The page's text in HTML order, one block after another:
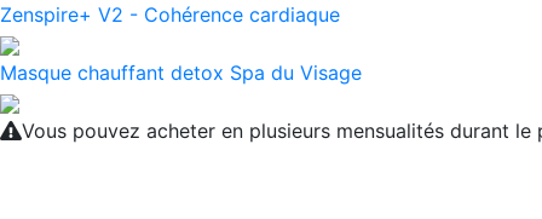
Zenspire+ V2 - Cohérence cardiaque
Masque chauffant detox Spa du Visage
Vous pouvez acheter en plusieurs mensualités durant le